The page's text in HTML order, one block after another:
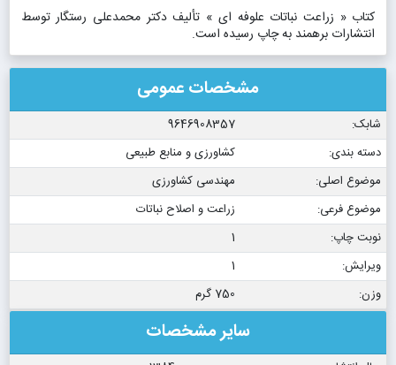
کتاب « زراعت نباتات علوفه ای » تألیف دکتر محمدعلی رستگار توسط
انتشارات برهمند به چاپ رسیده است.
مشخصات عمومی
شابک:
9646908357
دسته بندی:
کشاورزی و منابع طبیعی
موضوع اصلی:
مهندسی کشاورزی
موضوع فرعی:
زراعت و اصلاح نباتات
نوبت چاپ:
1
ویرایش:
1
وزن:
750 گرم
سایر مشخصات